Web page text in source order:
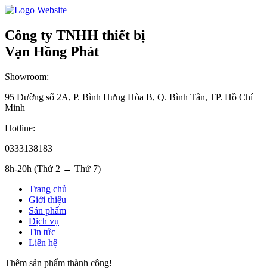
Công ty TNHH thiết bị
Vạn Hồng Phát
Showroom:
95 Đường số 2A, P. Bình Hưng Hòa B, Q. Bình Tân, TP. Hồ Chí
Minh
Hotline:
0333138183
8h-20h (Thứ 2 → Thứ 7)
Trang chủ
Giới thiệu
Sản phẩm
Dịch vụ
Tin tức
Liên hệ
Thêm sản phẩm thành công!